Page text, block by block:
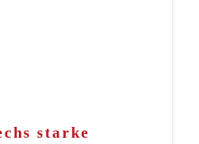
starke